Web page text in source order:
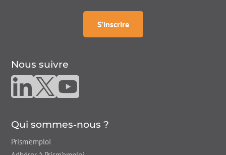
S’inscrire
à lanewsletter
Nous suivre
Nous suivre sur linkedin
Nous suivre sur twitter
Nous suivre sur youtube
Qui sommes-nous ?
Prism'emploi